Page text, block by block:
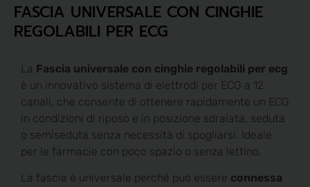
FASCIA UNIVERSALE CON CINGHIE
REGOLABILI PER ECG
La Fascia universale con cinghie regolabili per ecg
è un innovativo sistema di elettrodi per ECG a 12
canali, che consente di ottenere rapidamente un ECG
in condizioni di riposo e in posizione sdraiata, seduta
o semiseduta senza necessità di spogliarsi. Ideale
per le farmacie con poco spazio o senza lettino.
La fascia è universale perché può essere connessa